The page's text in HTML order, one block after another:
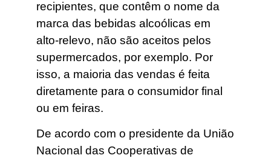
recipientes, que contêm o nome da
marca das bebidas alcoólicas em
alto-relevo, não são aceitos pelos
supermercados, por exemplo. Por
isso, a maioria das vendas é feita
diretamente para o consumidor final
ou em feiras.
De acordo com o presidente da União
Nacional das Cooperativas de